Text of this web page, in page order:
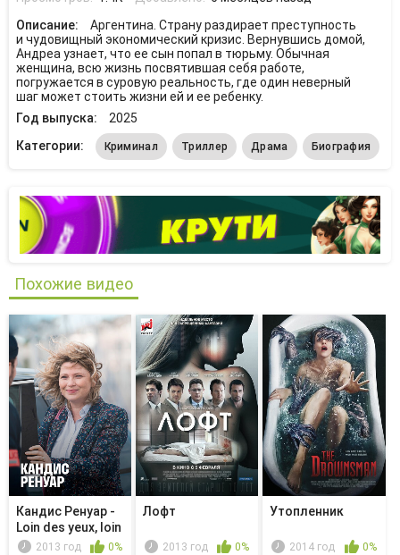
Описание:
Аргентина. Страну раздирает преступность
и чудовищный экономический кризис. Вернувшись домой,
Андреа узнает, что ее сын попал в тюрьму. Обычная
женщина, всю жизнь посвятившая себя работе,
погружается в суровую реальность, где один неверный
шаг может стоить жизни ей и ее ребенку.
Год выпуска:
2025
Категории:
Криминал Триллер Драма Биография
Похожие видео
Кандис Ренуар -
Loin des yeux, loin
d... 2013 год 0%
Лофт
2013 год 0%
Утопленник
2014 год 0%